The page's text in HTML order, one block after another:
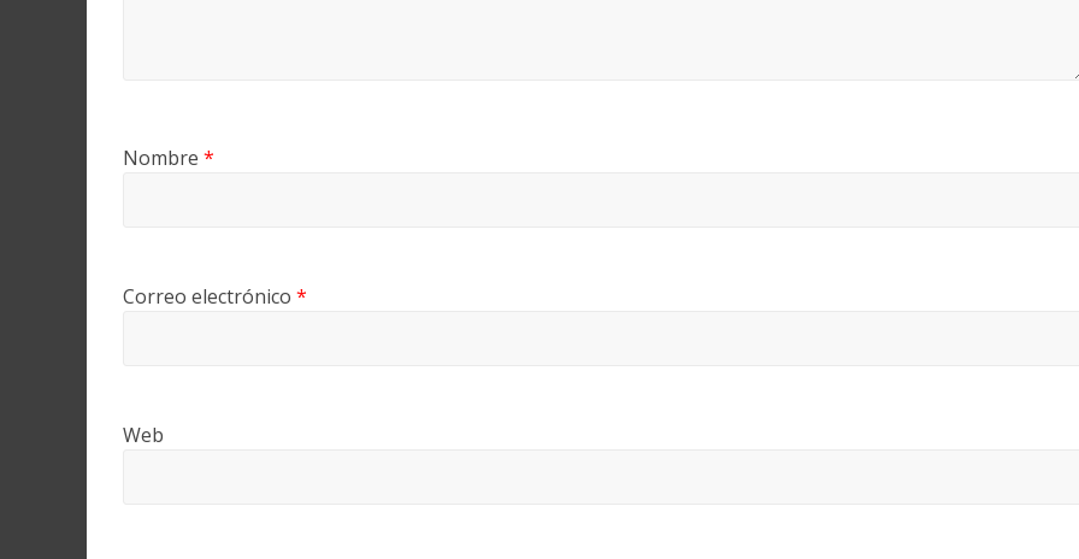
Nombre *
Correo electrónico *
Web